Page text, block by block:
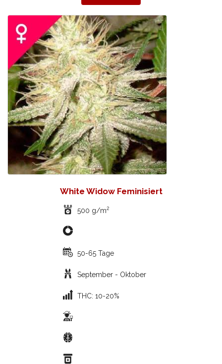
White Widow Feminisiert
500 g/m2
50-65 Tage
September - Oktober
THC: 10-20%